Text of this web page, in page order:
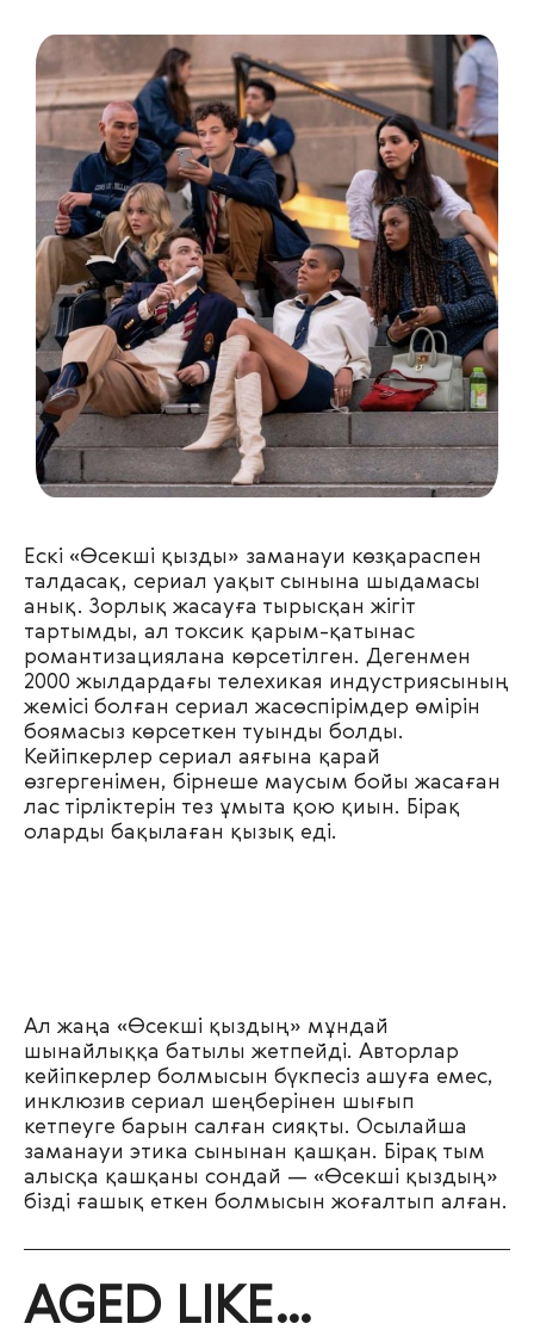
Ескі «Өсекші қызды» заманауи көзқараспен
талдасақ, сериал уақыт сынына шыдамасы
анық. Зорлық жасауға тырысқан жігіт
тартымды, ал токсик қарым-қатынас
романтизациялана көрсетілген. Дегенмен
2000 жылдардағы телехикая индустриясының
жемісі болған сериал жасөспірімдер өмірін
боямасыз көрсеткен туынды болды.
Кейіпкерлер сериал аяғына қарай
өзгергенімен, бірнеше маусым бойы жасаған
лас тірліктерін тез ұмыта қою қиын. Бірақ
оларды бақылаған қызық еді.
Ал жаңа «Өсекші қыздың» мұндай
шынайлыққа батылы жетпейді. Авторлар
кейіпкерлер болмысын бүкпесіз ашуға емес,
инклюзив сериал шеңберінен шығып
кетпеуге барын салған сияқты. Осылайша
заманауи этика сынынан қашқан. Бірақ тым
алысқа қашқаны сондай — «Өсекші қыздың»
бізді ғашық еткен болмысын жоғалтып алған.
AGED LIKE…